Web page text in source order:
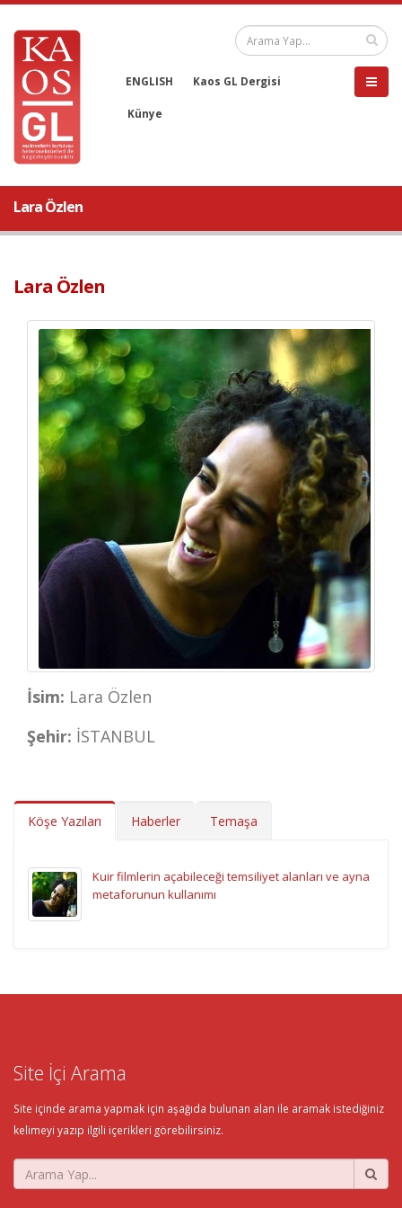
ENGLISH Kaos GL Dergisi
Künye
Lara Özlen
Lara Özlen
İsim: Lara Özlen
Şehir: İSTANBUL
Köşe Yazıları Haberler Temaşa
Kuir filmlerin açabileceği temsiliyet alanları ve ayna
metaforunun kullanımı
Site İçi Arama
Site içinde arama yapmak için aşağıda bulunan alan ile aramak istediğiniz
kelimeyi yazıp ilgili içerikleri görebilirsiniz.